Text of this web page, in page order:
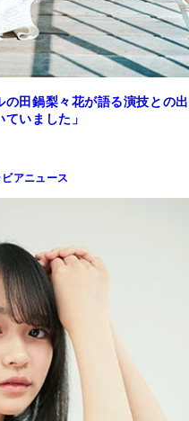
の田鍋梨々花が語る演技との出
いました」
アニュース